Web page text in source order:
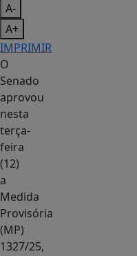
A-
A+
IMPRIMIR
O
Senado
aprovou
nesta
terça-
feira
(12)
a
Medida
Provisória
(MP)
1327/25,